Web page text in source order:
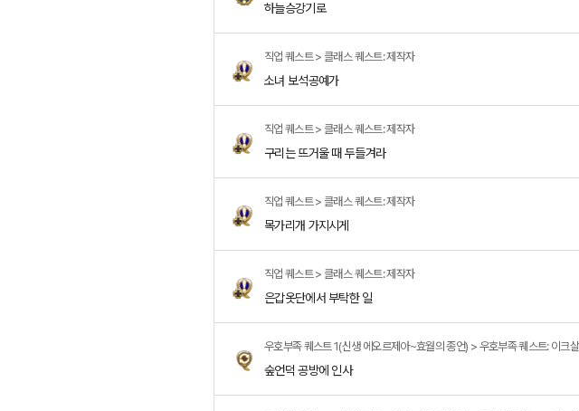
하늘승강기로
직업 퀘스트 > 클래스 퀘스트: 제작자
소녀 보석공예가
직업 퀘스트 > 클래스 퀘스트: 제작자
구리는 뜨거울 때 두들겨라
직업 퀘스트 > 클래스 퀘스트: 제작자
목가리개 가지시게
직업 퀘스트 > 클래스 퀘스트: 제작자
은갑옷단에서 부탁한 일
우호부족 퀘스트 1(신생 에오르제아~효월의 종언) > 우호부족 퀘스트: 이크살
숲언덕 공방에 인사